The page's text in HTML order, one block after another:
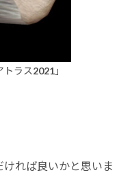
ラス2021」
れば良いかと思いま